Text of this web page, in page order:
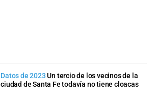
Datos de 2023Un tercio de los vecinos de la
ciudad de Santa Fe todavía no tiene cloacas